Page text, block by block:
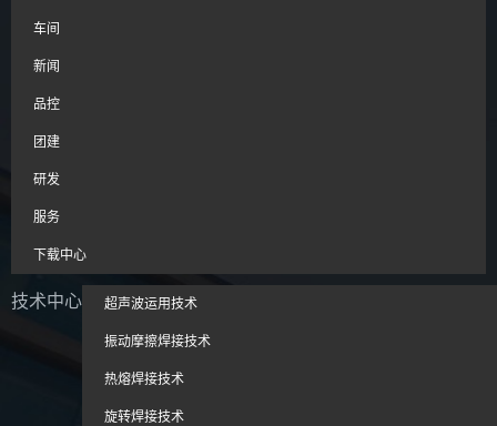
车间
新闻
品控
团建
研发
服务
下载中心
技术中心 超声波运用技术
振动摩擦焊接技术
热熔焊接技术
旋转焊接技术